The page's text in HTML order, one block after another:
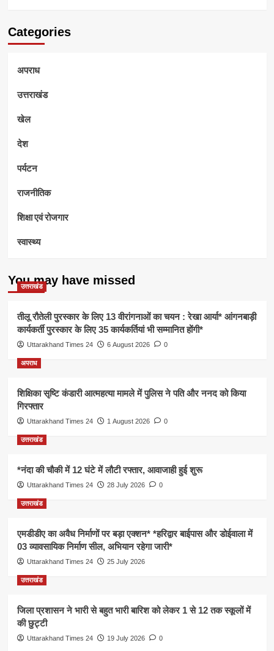
Categories
अपराध
उत्तराखंड
खेल
देश
पर्यटन
राजनीतिक
शिक्षा एवं रोजगार
स्वास्थ्य
You may have missed
उत्तराखंड
तीलू रौतेली पुरस्कार के लिए 13 वीरांगनाओं का चयन : रेखा आर्या* आंगनबाड़ी
कार्यकर्ती पुरस्कार के लिए 35 कार्यकर्तियां भी सम्मानित होंगी*
Uttarakhand Times 24 6 August 2026 0
अपराध
शिक्षिका सृष्टि कंडारी आत्महत्या मामले में पुलिस ने पति और ननद को किया
गिरफ्तार
Uttarakhand Times 24 1 August 2026 0
उत्तराखंड
*नंदा की चौकी में 12 घंटे में लौटी रफ्तार, आवाजाही हुई शुरू
Uttarakhand Times 24 28 July 2026 0
उत्तराखंड
एमडीडीए का अवैध निर्माणों पर बड़ा एक्शन* *हरिद्वार बाईपास और डोईवाला में
03 व्यावसायिक निर्माण सील, अभियान रहेगा जारी*
Uttarakhand Times 24 25 July 2026
उत्तराखंड
जिला प्रशासन ने भारी से बहुत भारी बारिश को लेकर 1 से 12 तक स्कूलों में
की छुट्टी
Uttarakhand Times 24 19 July 2026 0